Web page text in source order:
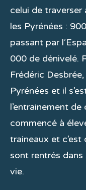
celui de traverser
les Pyrénées :
passant par
000 de dénivelé.
Frédéric
Pyrénées et il
l’entrainement
commencé à
traineaux et
sont rentrés
vie.